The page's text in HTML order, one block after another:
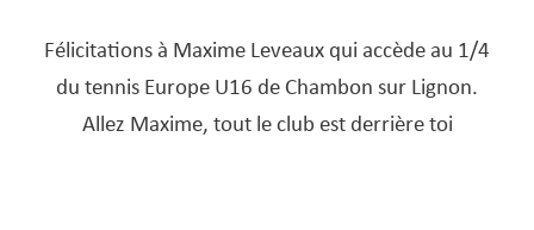
Félicitations à Maxime Leveaux qui accède au 1/4
du tennis Europe U16 de Chambon sur Lignon.
Allez Maxime, tout le club est derrière toi